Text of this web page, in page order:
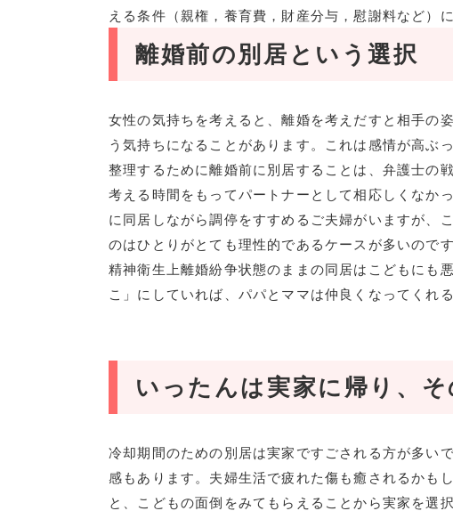
える条件（親権，養育費，財産分与，慰謝料など）
離婚前の別居という選択
女性の気持ちを考えると、離婚を考えだすと相手の
う気持ちになることがあります。これは感情が高ぶ
整理するために離婚前に別居することは、弁護士の
考える時間をもってパートナーとして相応しくなか
に同居しながら調停をすすめるご夫婦がいますが、
のはひとりがとても理性的であるケースが多いので
精神衛生上離婚紛争状態のままの同居はこどもにも
こ」にしていれば、パパとママは仲良くなってくれ
いったんは実家に帰り、
冷却期間のための別居は実家ですごされる方が多い
感もあります。夫婦生活で疲れた傷も癒されるかも
と、こどもの面倒をみてもらえることから実家を選